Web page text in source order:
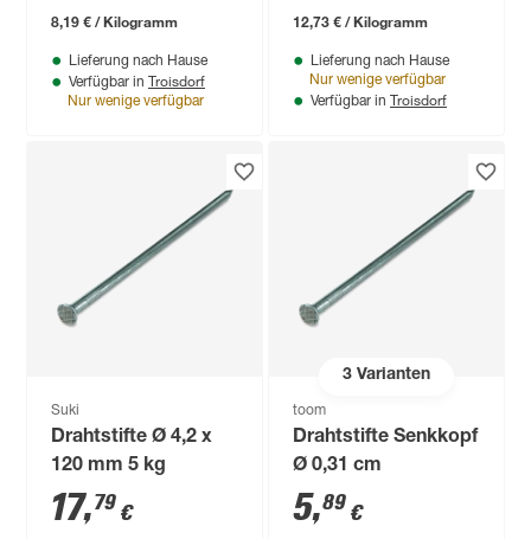
8,19 € / Kilogramm
Lieferung nach Hause
Verfügbar in Troisdorf
Nur wenige verfügbar
12,73 € / Kilogramm
Lieferung nach Hause
Nur wenige verfügbar
Verfügbar in Troisdorf
Suki
Drahtstifte Ø 4,2 x
120 mm 5 kg
17,79 €
3Varianten
toom
Drahtstifte Senkkopf
Ø 0,31 cm
5,89 €